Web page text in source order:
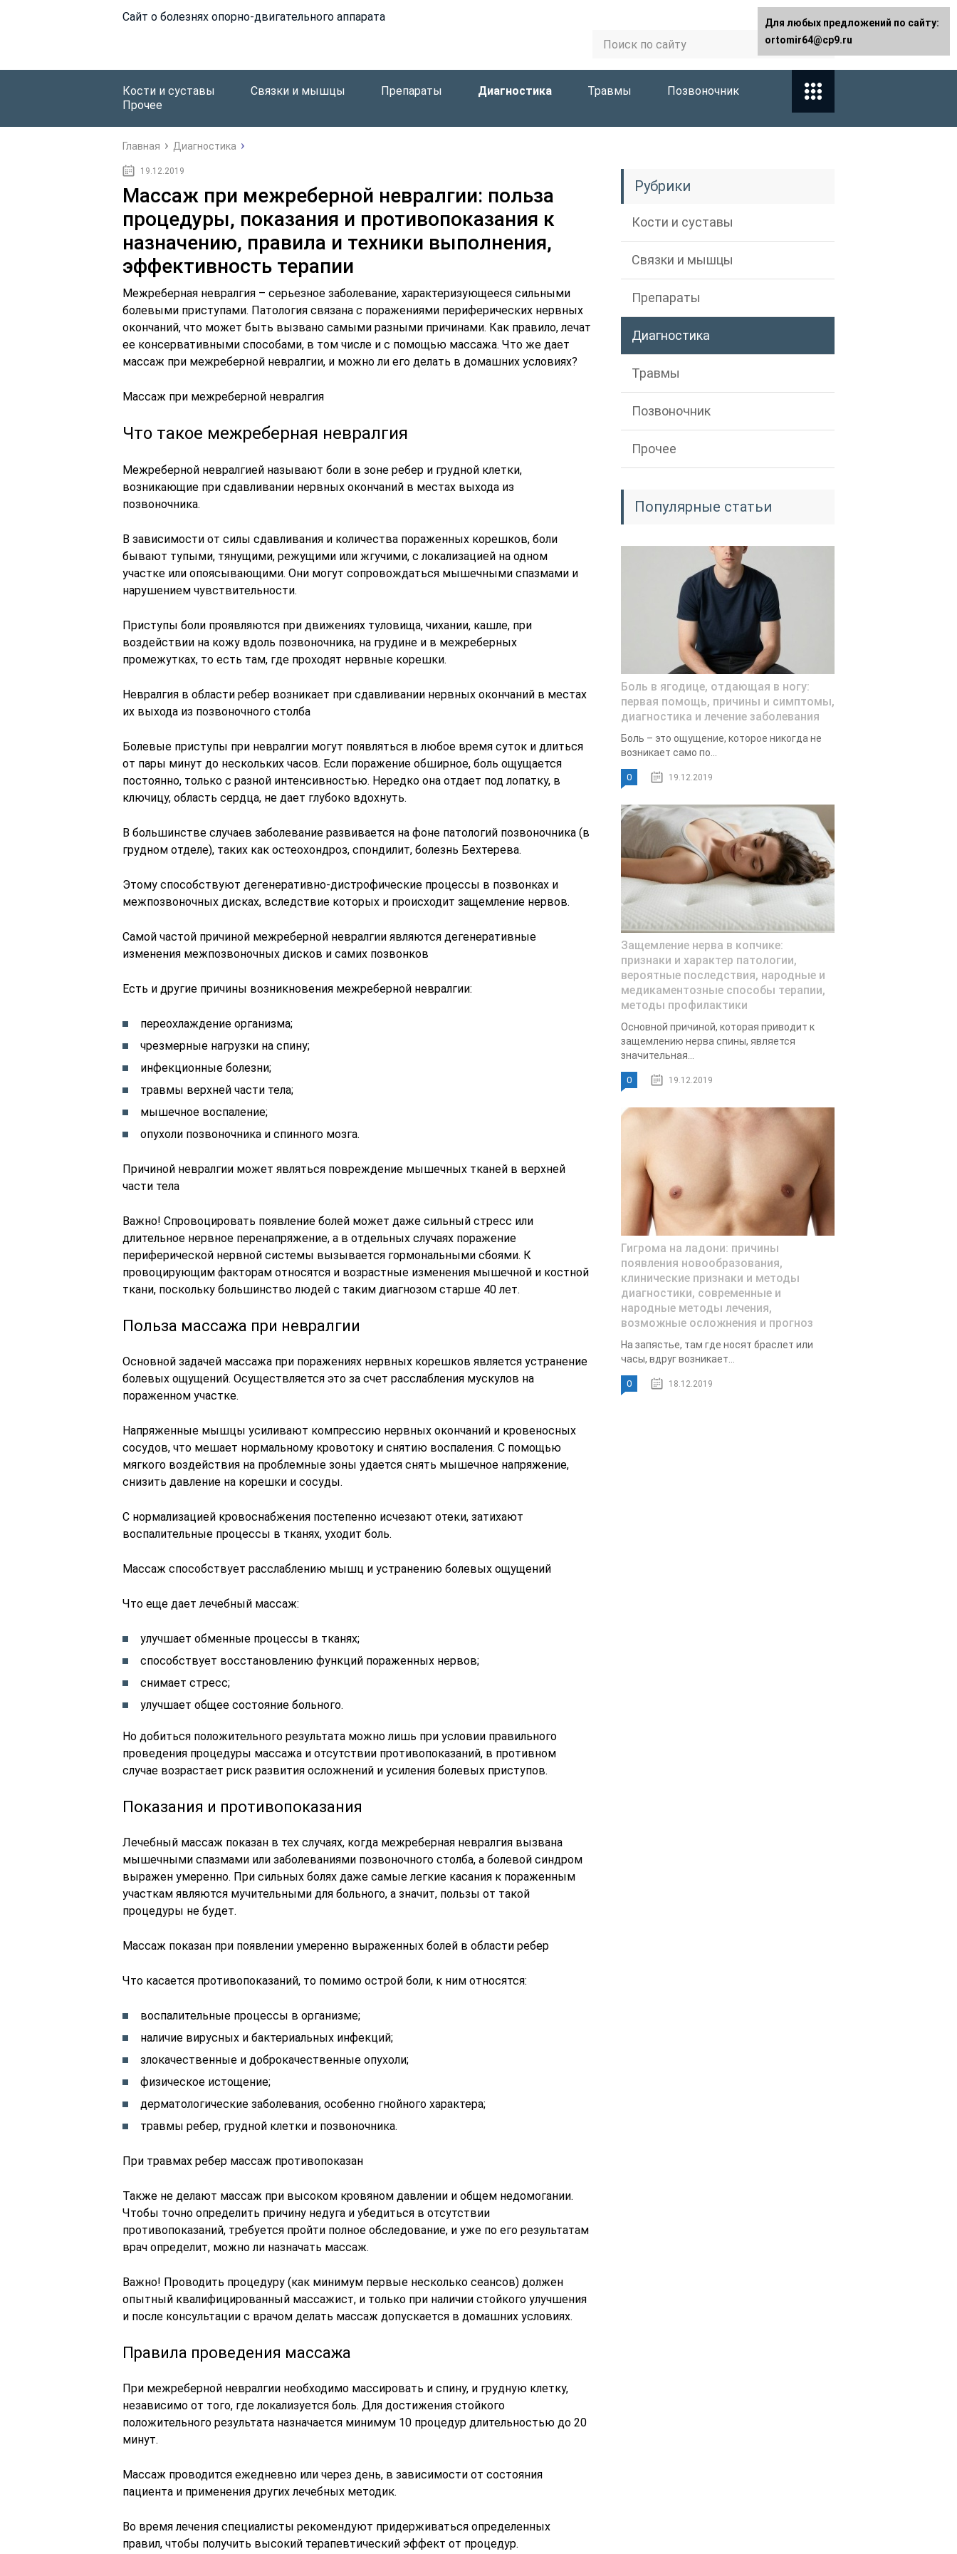
Сайт о болезнях опорно-двигательного аппарата
Кости и суставы Связки и мышцы Препараты Диагностика Травмы
Позвоночник
Прочее
Главная Диагностика
19.12.2019
Массаж при межреберной невралгии: польза
процедуры, показания и противопоказания к
назначению, правила и техники выполнения,
эффективность терапии
Межреберная невралгия – серьезное заболевание, характеризующееся сильными
болевыми приступами. Патология связана с поражениями периферических нервных
окончаний, что может быть вызвано самыми разными причинами. Как правило, лечат
ее консервативными способами, в том числе и с помощью массажа. Что же дает
массаж при межреберной невралгии, и можно ли его делать в домашних условиях?
Массаж при межреберной невралгия
Что такое межреберная невралгия
Межреберной невралгией называют боли в зоне ребер и грудной клетки,
возникающие при сдавливании нервных окончаний в местах выхода из
позвоночника.
В зависимости от силы сдавливания и количества пораженных корешков, боли
бывают тупыми, тянущими, режущими или жгучими, с локализацией на одном
участке или опоясывающими. Они могут сопровождаться мышечными спазмами и
нарушением чувствительности.
Приступы боли проявляются при движениях туловища, чихании, кашле, при
воздействии на кожу вдоль позвоночника, на грудине и в межреберных
промежутках, то есть там, где проходят нервные корешки.
Невралгия в области ребер возникает при сдавливании нервных окончаний в местах
их выхода из позвоночного столба
Болевые приступы при невралгии могут появляться в любое время суток и длиться
от пары минут до нескольких часов. Если поражение обширное, боль ощущается
постоянно, только с разной интенсивностью. Нередко она отдает под лопатку, в
ключицу, область сердца, не дает глубоко вдохнуть.
В большинстве случаев заболевание развивается на фоне патологий позвоночника (в
грудном отделе), таких как остеохондроз, спондилит, болезнь Бехтерева.
Этому способствуют дегенеративно-дистрофические процессы в позвонках и
межпозвоночных дисках, вследствие которых и происходит защемление нервов.
Самой частой причиной межреберной невралгии являются дегенеративные
изменения межпозвоночных дисков и самих позвонков
Есть и другие причины возникновения межреберной невралгии:
переохлаждение организма;
чрезмерные нагрузки на спину;
инфекционные болезни;
травмы верхней части тела;
мышечное воспаление;
опухоли позвоночника и спинного мозга.
Причиной невралгии может являться повреждение мышечных тканей в верхней
части тела
Важно! Спровоцировать появление болей может даже сильный стресс или
длительное нервное перенапряжение, а в отдельных случаях поражение
периферической нервной системы вызывается гормональными сбоями. К
провоцирующим факторам относятся и возрастные изменения мышечной и костной
ткани, поскольку большинство людей с таким диагнозом старше 40 лет.
Польза массажа при невралгии
Основной задачей массажа при поражениях нервных корешков является устранение
болевых ощущений. Осуществляется это за счет расслабления мускулов на
пораженном участке.
Напряженные мышцы усиливают компрессию нервных окончаний и кровеносных
сосудов, что мешает нормальному кровотоку и снятию воспаления. С помощью
мягкого воздействия на проблемные зоны удается снять мышечное напряжение,
снизить давление на корешки и сосуды.
С нормализацией кровоснабжения постепенно исчезают отеки, затихают
воспалительные процессы в тканях, уходит боль.
Массаж способствует расслаблению мышц и устранению болевых ощущений
Что еще дает лечебный массаж:
улучшает обменные процессы в тканях;
способствует восстановлению функций пораженных нервов;
снимает стресс;
улучшает общее состояние больного.
Но добиться положительного результата можно лишь при условии правильного
проведения процедуры массажа и отсутствии противопоказаний, в противном
случае возрастает риск развития осложнений и усиления болевых приступов.
Показания и противопоказания
Лечебный массаж показан в тех случаях, когда межреберная невралгия вызвана
мышечными спазмами или заболеваниями позвоночного столба, а болевой синдром
выражен умеренно. При сильных болях даже самые легкие касания к пораженным
участкам являются мучительными для больного, а значит, пользы от такой
процедуры не будет.
Массаж показан при появлении умеренно выраженных болей в области ребер
Что касается противопоказаний, то помимо острой боли, к ним относятся:
воспалительные процессы в организме;
наличие вирусных и бактериальных инфекций;
злокачественные и доброкачественные опухоли;
физическое истощение;
дерматологические заболевания, особенно гнойного характера;
травмы ребер, грудной клетки и позвоночника.
При травмах ребер массаж противопоказан
Также не делают массаж при высоком кровяном давлении и общем недомогании.
Чтобы точно определить причину недуга и убедиться в отсутствии
противопоказаний, требуется пройти полное обследование, и уже по его результатам
врач определит, можно ли назначать массаж.
Важно! Проводить процедуру (как минимум первые несколько сеансов) должен
опытный квалифицированный массажист, и только при наличии стойкого улучшения
и после консультации с врачом делать массаж допускается в домашних условиях.
Правила проведения массажа
При межреберной невралгии необходимо массировать и спину, и грудную клетку,
независимо от того, где локализуется боль. Для достижения стойкого
положительного результата назначается минимум 10 процедур длительностью до 20
минут.
Массаж проводится ежедневно или через день, в зависимости от состояния
пациента и применения других лечебных методик.
Во время лечения специалисты рекомендуют придерживаться определенных
правил, чтобы получить высокий терапевтический эффект от процедур.
Рубрики
Кости и суставы
Связки и мышцы
Препараты
Диагностика
Травмы
Позвоночник
Прочее
Популярные статьи
Боль в ягодице, отдающая в ногу:
первая помощь, причины и симптомы,
диагностика и лечение заболевания
Боль – это ощущение, которое никогда не
возникает само по...
0 19.12.2019
Защемление нерва в копчике:
признаки и характер патологии,
вероятные последствия, народные и
медикаментозные способы терапии,
методы профилактики
Основной причиной, которая приводит к
защемлению нерва спины, является
значительная...
0 19.12.2019
Гигрома на ладони: причины
появления новообразования,
клинические признаки и методы
диагностики, современные и
народные методы лечения,
возможные осложнения и прогноз
На запястье, там где носят браслет или
часы, вдруг возникает...
0 18.12.2019
Для любых предложений по сайту:
ortomir64@cp9.ru